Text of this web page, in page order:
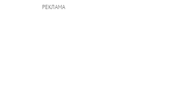
РЕКЛАМА